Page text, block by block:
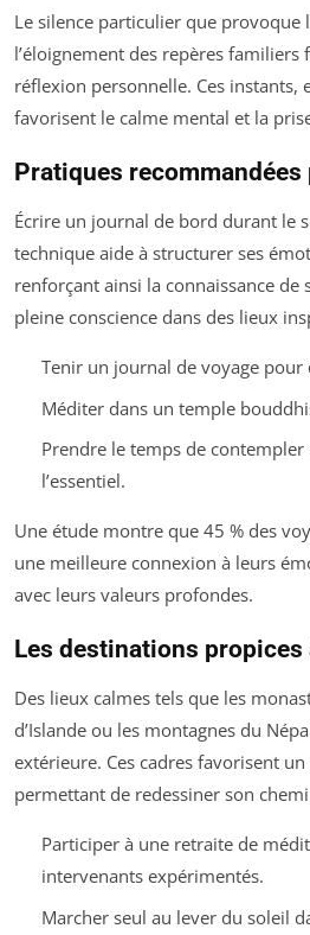
Le silence particulier que
l’éloignement des repères
réflexion personnelle. Ces instants,
favorisent le calme mental et la
Pratiques
Écrire un journal de bord durant le
technique aide à structurer ses
renforçant ainsi la connaissance
pleine conscience dans des lieux
Tenir un journal de voyage
Méditer dans un temple
Prendre le temps de
l’essentiel.
Une étude montre que 45 % des
une meilleure connexion à leurs
avec leurs valeurs profondes.
Les destinations propices
Des lieux calmes tels que les
d’Islande ou les montagnes du
extérieure. Ces cadres favorisent
permettant de redessiner son
Participer à une retraite de
intervenants expérimentés.
Marcher seul au lever du soleil